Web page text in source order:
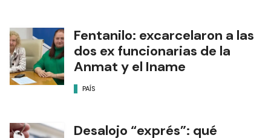
Fentanilo: excarcelaron a las
dos ex funcionarias de la
Anmat y el Iname
PAÍS
Desalojo “exprés”: qué